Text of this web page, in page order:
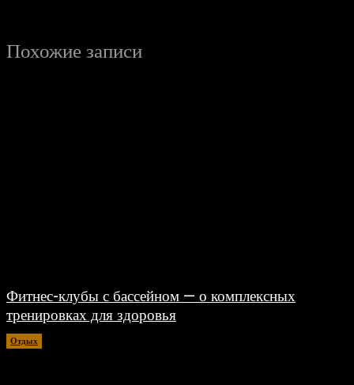
Похожие записи
Фитнес-клубы с бассейном — о комплексных
тренировках для здоровья
Отдых